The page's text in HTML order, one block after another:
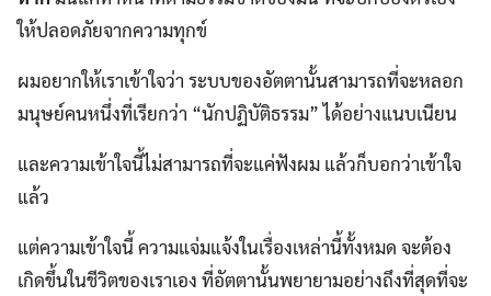
ให้ปลอดภัยจากความทุกข์
ผมอยากให้เราเข้าใจว่า ระบบของอัตตานั้นสามารถที่จะหลอก
มนุษย์คนหนึ่งที่เรียกว่า “นักปฏิบัติธรรม” ได้อย่างแนบเนียน
และความเข้าใจนี้ไม่สามารถที่จะแค่ฟังผม แล้วก็บอกว่าเข้าใจ
แล้ว
แต่ความเข้าใจนี้ ความแจ่มแจ้งในเรื่องเหล่านี้ทั้งหมด จะต้อง
เกิดขึ้นในชีวิตของเราเอง ที่อัตตานั้นพยายามอย่างถึงที่สุดที่จะ